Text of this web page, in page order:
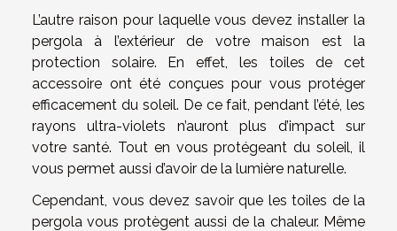
L’autre raison pour laquelle vous devez installer la
pergola à l’extérieur de votre maison est la
protection solaire. En effet, les toiles de cet
accessoire ont été conçues pour vous protéger
efficacement du soleil. De ce fait, pendant l’été, les
rayons ultra-violets n’auront plus d’impact sur
votre santé. Tout en vous protégeant du soleil, il
vous permet aussi d’avoir de la lumière naturelle.
Cependant, vous devez savoir que les toiles de la
pergola vous protègent aussi de la chaleur. Même